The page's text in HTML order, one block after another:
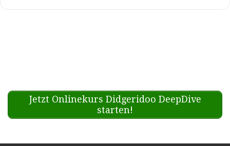
Jetzt Onlinekurs Didgeridoo DeepDive
starten!